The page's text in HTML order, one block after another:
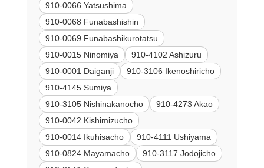
910-0066 Yatsushima
910-0068 Funabashishin
910-0069 Funabashikurotatsu
910-0015 Ninomiya
910-4102 Ashizuru
910-0001 Daiganji
910-3106 Ikenoshiricho
910-4145 Sumiya
910-3105 Nishinakanocho
910-4273 Akao
910-0042 Kishimizucho
910-0014 Ikuhisacho
910-4111 Ushiyama
910-0824 Mayamacho
910-3117 Jodojicho